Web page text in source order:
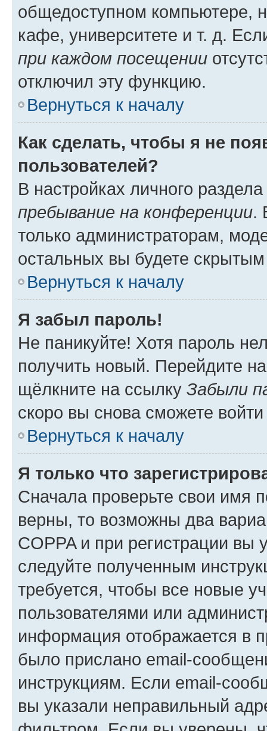
общедоступном компьютере,
кафе, университете и т. д.
при каждом посещении
отключил эту функцию.
Вернуться к началу
Как сделать, чтобы я не
пользователей?
В настройках личного
пребывание на конференции.
только администраторам,
остальных вы будете
Вернуться к началу
Я забыл пароль!
Не паникуйте! Хотя пароль
получить новый. Перейдите
щёлкните на ссылку Забыли
скоро вы снова сможете
Вернуться к началу
Я только что
Сначала проверьте свои имя
верны, то возможны два
COPPA и при регистрации вы
следуйте полученным
требуется, чтобы все новые
пользователями или
информация отображается в
было прислано email-
инструкциям. Если email-
вы указали неправильный